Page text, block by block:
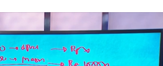
permasalahan keuangan yang banyak
Dani Rachmat, utang juga bisa digunakan
adalah utang produktif, seperti untuk